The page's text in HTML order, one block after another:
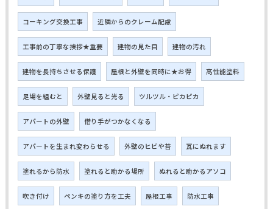
コーキング交換工事 近隣からのクレーム配慮
工事前の丁寧な挨拶★重要 建物の見た目 建物の汚れ
建物を長持ちさせる保護 屋根と外壁を同時に★お得 高性能塗料
足場を組むと 外壁見ると光る ツルツル・ピカピカ
アパートの外壁 借り手がつかなくなる
アパートを生まれ変わらせる 外壁のヒビや苔 瓦にぬれます
塗れるから防水 塗れると助かる場所 ぬれると助かるアソコ
吹き付け ペンキの塗り方を工夫 屋根工事 防水工事